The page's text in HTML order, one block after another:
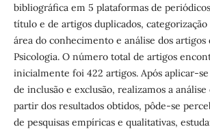
bibliográfica em 5 plataformas de
título e de artigos duplicados, categorização
área do conhecimento e análise dos artigos
Psicologia. O número total de artigos
inicialmente foi 422 artigos. Após aplicar-
de inclusão e exclusão, realizamos a análise
partir dos resultados obtidos, pôde-se
de pesquisas empíricas e qualitativas,